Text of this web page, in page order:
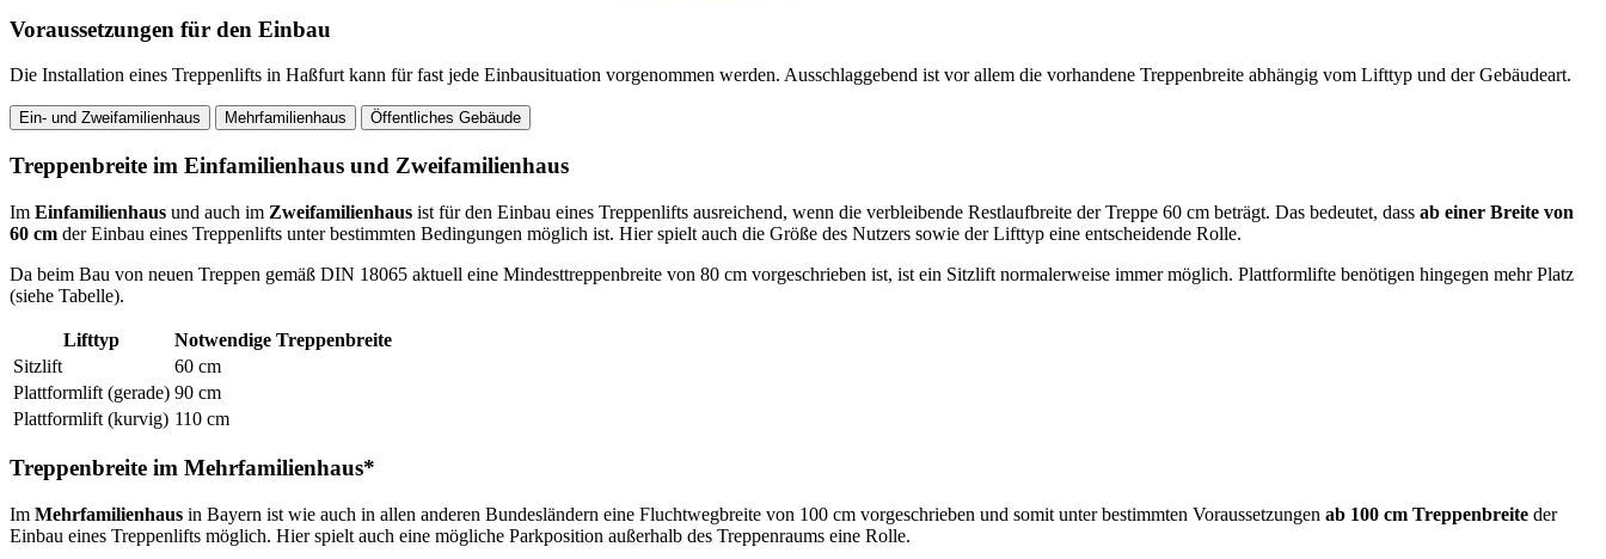
Voraussetzungen für den Einbau
Die Installation eines Treppenlifts in Haßfurt kann für fast jede Einbausituation vorgenommen werden. Ausschlaggebend ist vor allem die vorhandene Treppenbreite abhängig vom Lifttyp und der Gebäudeart.
Ein- und Zweifamilienhaus Mehrfamilienhaus Öffentliches Gebäude
Treppenbreite im Einfamilienhaus und Zweifamilienhaus
Im Einfamilienhaus und auch im Zweifamilienhaus ist für den Einbau eines Treppenlifts ausreichend, wenn die verbleibende Restlaufbreite der Treppe 60 cm beträgt. Das bedeutet, dass ab einer Breite von
60 cm der Einbau eines Treppenlifts unter bestimmten Bedingungen möglich ist. Hier spielt auch die Größe des Nutzers sowie der Lifttyp eine entscheidende Rolle.
Da beim Bau von neuen Treppen gemäß DIN 18065 aktuell eine Mindesttreppenbreite von 80 cm vorgeschrieben ist, ist ein Sitzlift normalerweise immer möglich. Plattformlifte benötigen hingegen mehr Platz
(siehe Tabelle).
Lifttyp
Notwendige Treppenbreite
Sitzlift
60 cm
Plattformlift (gerade) 90 cm
Plattformlift (kurvig) 110 cm
Treppenbreite im Mehrfamilienhaus*
Im Mehrfamilienhaus in Bayern ist wie auch in allen anderen Bundesländern eine Fluchtwegbreite von 100 cm vorgeschrieben und somit unter bestimmten Voraussetzungen ab 100 cm Treppenbreite der
Einbau eines Treppenlifts möglich. Hier spielt auch eine mögliche Parkposition außerhalb des Treppenraums eine Rolle.